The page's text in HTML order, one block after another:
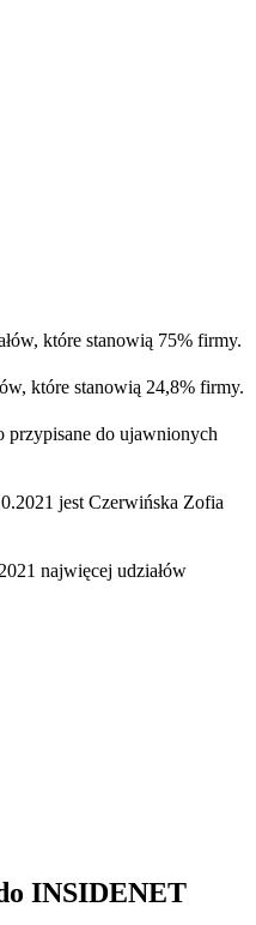
które stanowią 75% firmy.
które stanowią 24,8% firmy.
przypisane do ujawnionych
jest Czerwińska Zofia
najwięcej udziałów
INSIDENET